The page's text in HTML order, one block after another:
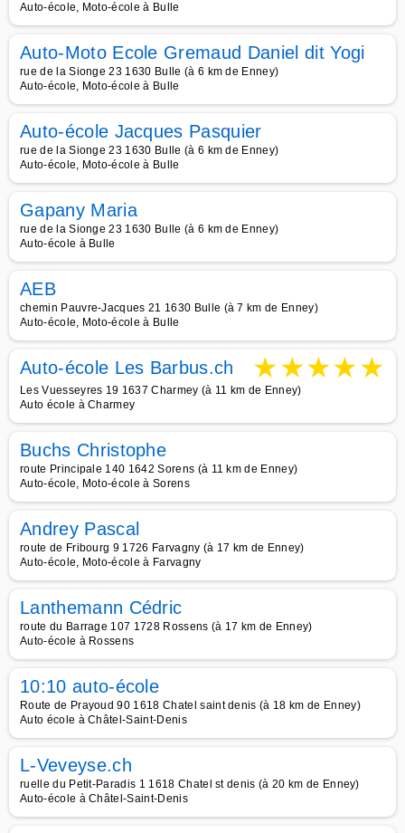
Auto-école, Moto-école à Bulle
Auto-Moto Ecole Gremaud Daniel dit Yogi
rue de la Sionge 23 1630 Bulle (à 6 km de Enney)
Auto-école, Moto-école à Bulle
Auto-école Jacques Pasquier
rue de la Sionge 23 1630 Bulle (à 6 km de Enney)
Auto-école, Moto-école à Bulle
Gapany Maria
rue de la Sionge 23 1630 Bulle (à 6 km de Enney)
Auto-école à Bulle
AEB
chemin Pauvre-Jacques 21 1630 Bulle (à 7 km de Enney)
Auto-école, Moto-école à Bulle
Auto-école Les Barbus.ch ★★★★★
Les Vuesseyres 19 1637 Charmey (à 11 km de Enney)
Auto école à Charmey
Buchs Christophe
route Principale 140 1642 Sorens (à 11 km de Enney)
Auto-école, Moto-école à Sorens
Andrey Pascal
route de Fribourg 9 1726 Farvagny (à 17 km de Enney)
Auto-école, Moto-école à Farvagny
Lanthemann Cédric
route du Barrage 107 1728 Rossens (à 17 km de Enney)
Auto-école à Rossens
10:10 auto-école
Route de Prayoud 90 1618 Chatel saint denis (à 18 km de Enney)
Auto école à Châtel-Saint-Denis
L-Veveyse.ch
ruelle du Petit-Paradis 1 1618 Chatel st denis (à 20 km de Enney)
Auto-école à Châtel-Saint-Denis